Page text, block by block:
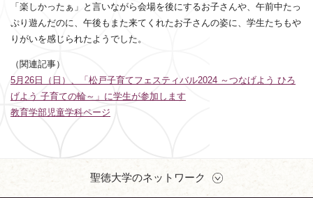
「楽しかったぁ」と言いながら会場を後にするお子さんや、午前中たっ
ぷり遊んだのに、午後もまた来てくれたお子さんの姿に、学生たちもや
りがいを感じられたようでした。
（関連記事）
5月26日（日）、「松戸子育てフェスティバル2024 ～つなげよう ひろ
げよう 子育ての輪～」に学生が参加します
教育学部児童学科ページ
聖徳大学のネットワーク